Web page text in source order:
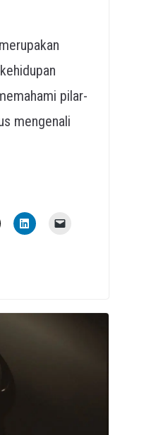
pilar-
mengenali